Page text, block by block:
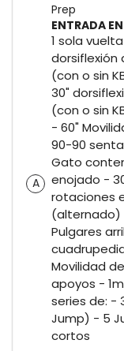
Prep
A
ENTRADA
1 sola
dorsiflexión
(con o sin
30"
(con o sin
- 60"
90-90
Gato
enojado -
rotaciones
(alternado)
Pulgares
Movilidad
apoyos -
series de: -
Jump) - 5
cortos